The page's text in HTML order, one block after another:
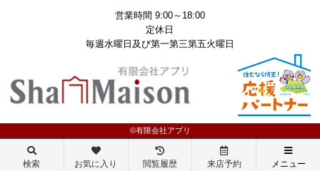
営業時間 9:00～18:00
定休日
毎週水曜日及び第一第三第五火曜日
©有限会社アプリ
検索 お気に入り 閲覧履歴 来店予約 メニュー